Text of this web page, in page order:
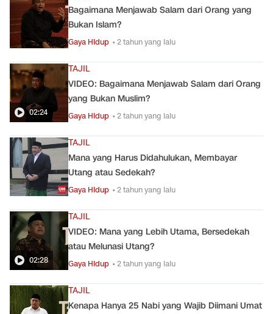
Bagaimana Menjawab Salam dari Orang yang
Bukan Islam?
Gaya Hidup • 2 tahun yang lalu
02:24
TAJIL
VIDEO: Bagaimana Menjawab Salam dari Orang
yang Bukan Muslim?
Gaya Hidup • 2 tahun yang lalu
TAJIL
Mana yang Harus Didahulukan, Membayar
Utang atau Sedekah?
Gaya Hidup • 2 tahun yang lalu
02:28
TAJIL
VIDEO: Mana yang Lebih Utama, Bersedekah
atau Melunasi Utang?
Gaya Hidup • 2 tahun yang lalu
TAJIL
Kenapa Hanya 25 Nabi yang Wajib Diimani Umat